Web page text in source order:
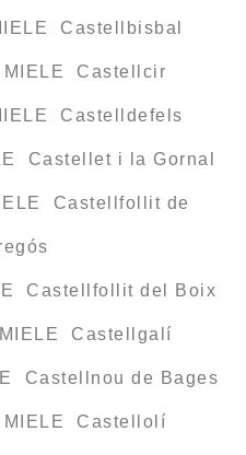
Castellbisbal
Castellcir
Castelldefels
Castellet i la Gornal
Castellfollit de
Castellfollit del Boix
Castellgalí
Castellnou de Bages
Castellolí